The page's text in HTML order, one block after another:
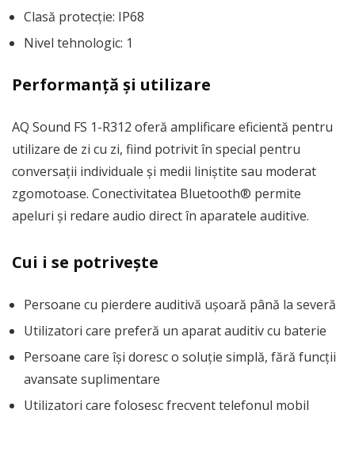
Clasă protecție: IP68
Nivel tehnologic: 1
Performanță și utilizare
AQ Sound FS 1-R312 oferă amplificare eficientă pentru
utilizare de zi cu zi, fiind potrivit în special pentru
conversații individuale și medii liniștite sau moderat
zgomotoase. Conectivitatea Bluetooth® permite
apeluri și redare audio direct în aparatele auditive.
Cui i se potrivește
Persoane cu pierdere auditivă ușoară până la severă
Utilizatori care preferă un aparat auditiv cu baterie
Persoane care își doresc o soluție simplă, fără funcții
avansate suplimentare
Utilizatori care folosesc frecvent telefonul mobil